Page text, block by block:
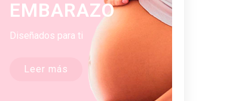
EMBARAZO
Diseñados para ti
Leer más